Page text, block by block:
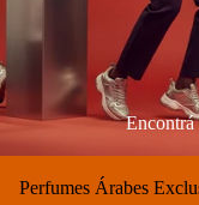
Encontrá
Perfumes Árabes